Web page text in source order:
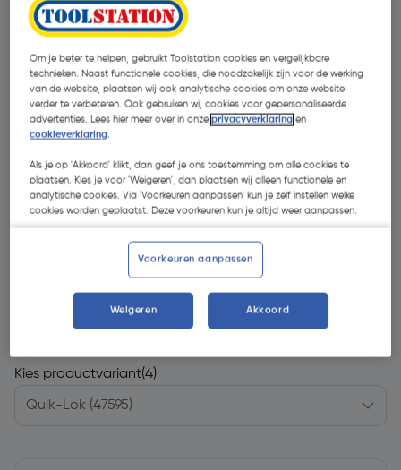
€ 201,34| Excl. btw € 166,40
Kies productvariant(4)
Om je beter te helpen, gebruikt Toolstation cookies en vergelijkbare
technieken. Naast functionele cookies, die noodzakelijk zijn voor de werking
van de website, plaatsen wij ook analytische cookies om onze website
verder te verbeteren. Ook gebruiken wij cookies voor gepersonaliseerde
advertenties. Lees hier meer over in onzeprivacyverklaring en
cookieverklaring.
Als je op 'Akkoord' klikt, dan geef je ons toestemming om alle cookies te
plaatsen. Kies je voor 'Weigeren', dan plaatsen wij alleen functionele en
analytische cookies. Via 'Voorkeuren aanpassen' kun je zelf instellen welke
cookies worden geplaatst. Deze voorkeuren kun je altijd weer aanpassen.
Voorkeuren aanpassen
Weigeren Akkoord